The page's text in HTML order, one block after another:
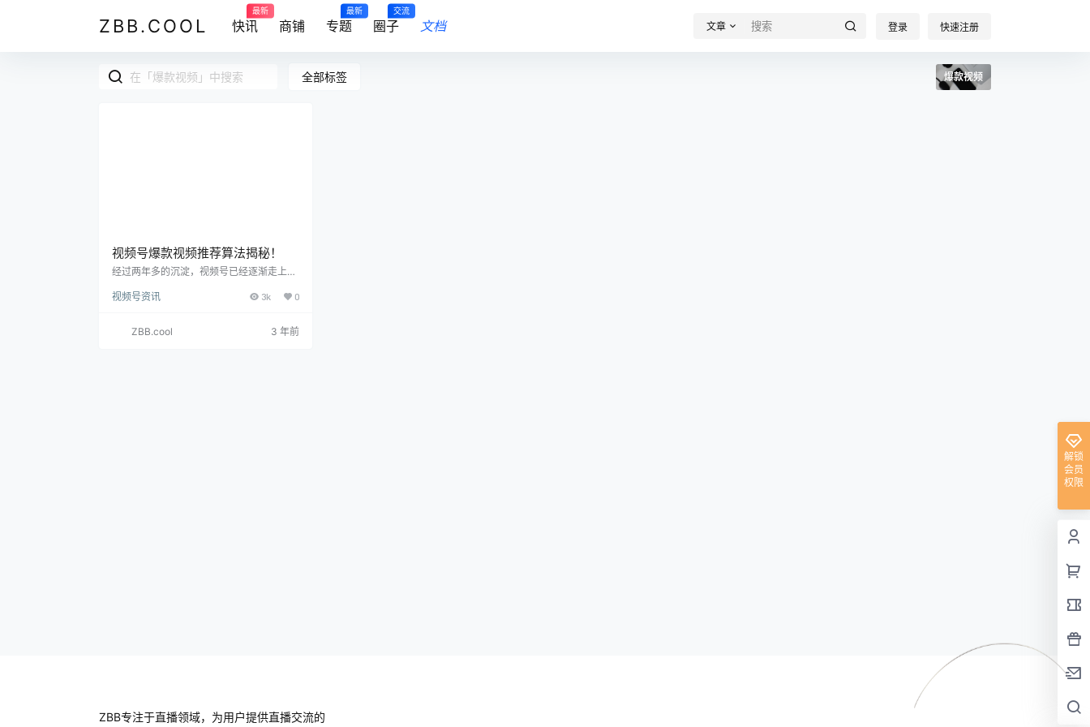
ZBB.COOL 快讯
最新
商铺 专题
最新
圈子
交流
文档 文章 登录 快速注册
全部标签 爆款视频
视频号爆款视频推荐算法揭秘！
经过两年多的沉淀，视频号已经逐渐走上了
以有很多朋友问视频号到底该怎么运作。 这
荐算法，下期我们再聊经营策略。 01 视频
视频号资讯 3k 0
ZBB.cool 3 年前
解锁
会员
权限
ZBB专注于直播领域，为用户提供直播交流的